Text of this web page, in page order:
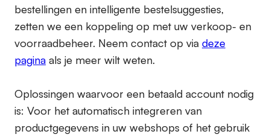
bestellingen en intelligente bestelsuggesties,
zetten we een koppeling op met uw verkoop- en
voorraadbeheer. Neem contact op via deze
pagina als je meer wilt weten.
Oplossingen waarvoor een betaald account nodig
is: Voor het automatisch integreren van
productgegevens in uw webshops of het gebruik